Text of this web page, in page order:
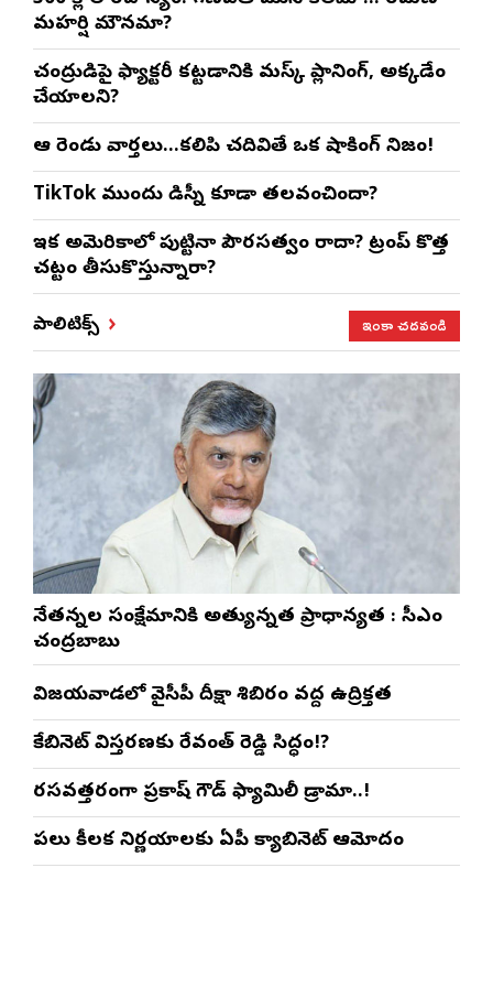
మహర్షి మౌనమా?
చంద్రుడిపై ఫ్యాక్టరీ కట్టడానికి మస్క్ ప్లానింగ్, అక్కడేం
చేయాలని?
ఆ రెండు వార్తలు…కలిపి చదివితే ఒక షాకింగ్ నిజం!
TikTok ముందు డిస్నీ కూడా తలవంచిందా?
ఇక అమెరికాలో పుట్టినా పౌరసత్వం రాదా? ట్రంప్ కొత్త
చట్టం తీసుకొస్తున్నారా?
పాలిటిక్స్ ఇంకా చదవండి
నేతన్నల సంక్షేమానికి అత్యున్నత ప్రాధాన్యత : సీఎం
చంద్రబాబు
విజయవాడలో వైసీపీ దీక్షా శిబిరం వద్ద ఉద్రిక్తత
కేబినెట్ విస్తరణకు రేవంత్ రెడ్డి సిద్ధం!?
రసవత్తరంగా ప్రకాష్ గౌడ్ ఫ్యామిలీ డ్రామా..!
పలు కీలక నిర్ణయాలకు ఏపీ క్యాబినెట్ ఆమోదం